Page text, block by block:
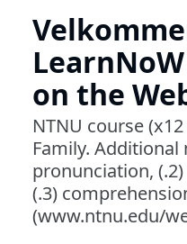
on the
NTNU course
Family. Additional
pronunciation,
(.3)
(www.ntnu.edu/